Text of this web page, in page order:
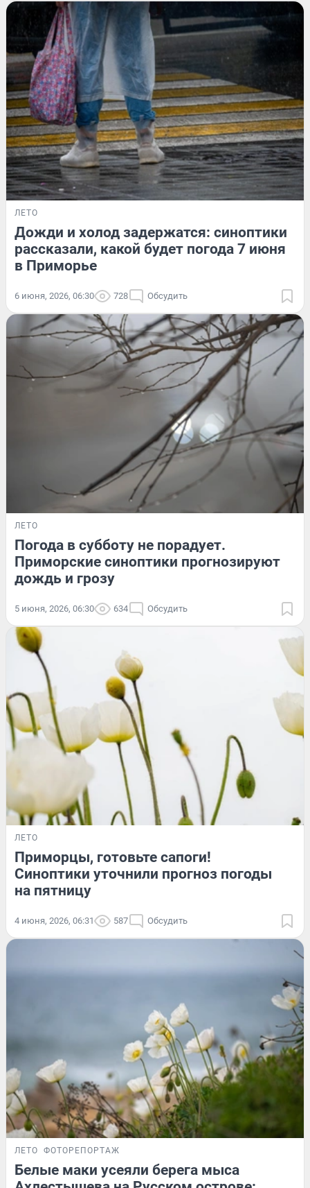
ЛЕТО
Дожди и холод задержатся: синоптики
рассказали, какой будет погода 7 июня
в Приморье
6 июня, 2026, 06:30 728 Обсудить
ЛЕТО
Погода в субботу не порадует.
Приморские синоптики прогнозируют
дождь и грозу
5 июня, 2026, 06:30 634 Обсудить
ЛЕТО
Приморцы, готовьте сапоги!
Синоптики уточнили прогноз погоды
на пятницу
4 июня, 2026, 06:31 587 Обсудить
ЛЕТО ФОТОРЕПОРТАЖ
Белые маки усеяли берега мыса